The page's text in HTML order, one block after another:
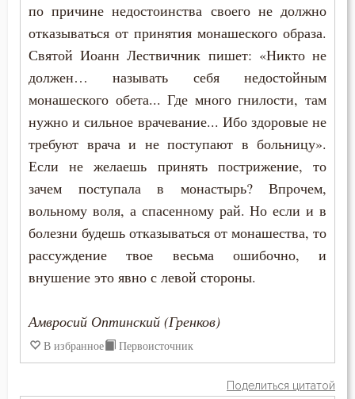
Монах
Мощи
Мудрость
Мужество
Мысли
Мытарство
Надежда
по причине недостоинства своего не должно
отказываться от принятия монашеского образа.
Святой Иоанн Лествичник пишет: «Никто не
должен… называть себя недостойным
монашеского обета... Где много гнилости, там
нужно и сильное врачевание... Ибо здоровые не
требуют врача и не поступают в больницу».
Если не желаешь принять пострижение, то
зачем поступала в монастырь? Впрочем,
вольному воля, а спасенному рай. Но если и в
болезни будешь отказываться от монашества, то
рассуждение твое весьма ошибочно, и
внушение это явно с левой стороны.
Амвросий Оптинский (Гренков)
В избранное Первоисточник
Поделиться цитатой